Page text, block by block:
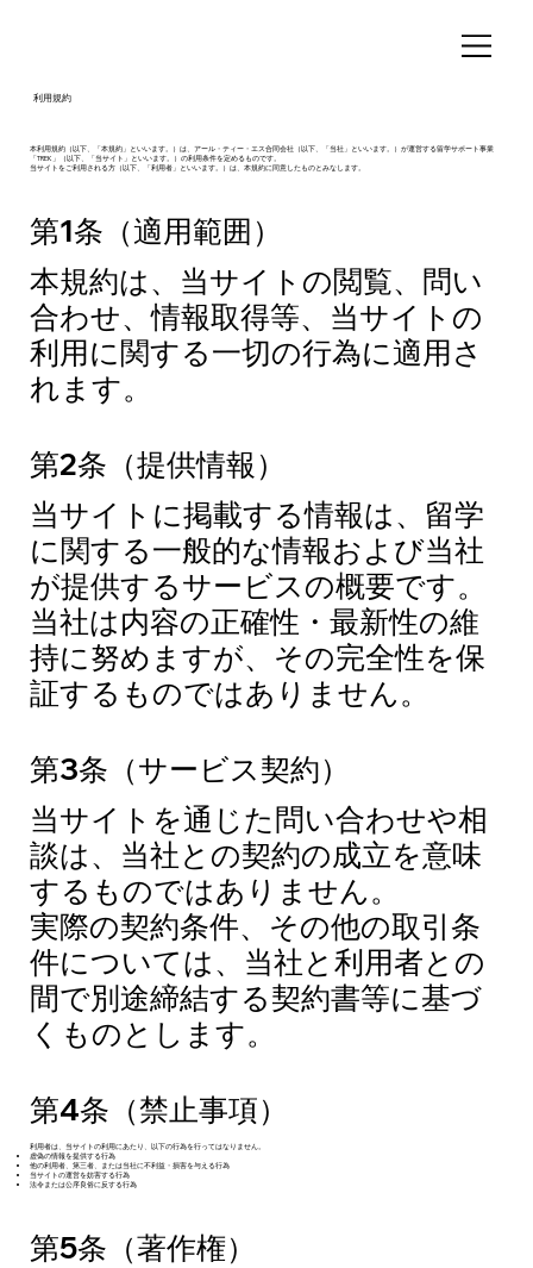
利用規約
本利用規約（以下、「本規約」といいます。）は、アール・ティー・エス合同会社（以下、「当社」といいます。）が運営する留学サポート事業
「TREK」（以下、「当サイト」といいます。）の利用条件を定めるものです。
当サイトをご利用される方（以下、「利用者」といいます。）は、本規約に同意したものとみなします。
第1条（適用範囲）
本規約は、当サイトの閲覧、問い
合わせ、情報取得等、当サイトの
利用に関する一切の行為に適用さ
れます。
第2条（提供情報）
当サイトに掲載する情報は、留学
に関する一般的な情報および当社
が提供するサービスの概要です。
当社は内容の正確性・最新性の維
持に努めますが、その完全性を保
証するものではありません。
第3条（サービス契約）
当サイトを通じた問い合わせや相
談は、当社との契約の成立を意味
するものではありません。
実際の契約条件、その他の取引条
件については、当社と利用者との
間で別途締結する契約書等に基づ
くものとします。
第4条（禁止事項）
利用者は、当サイトの利用にあたり、以下の行為を行ってはなりません。
虚偽の情報を提供する行為
他の利用者、第三者、または当社に不利益・損害を与える行為
当サイトの運営を妨害する行為
法令または公序良俗に反する行為
第5条（著作権）